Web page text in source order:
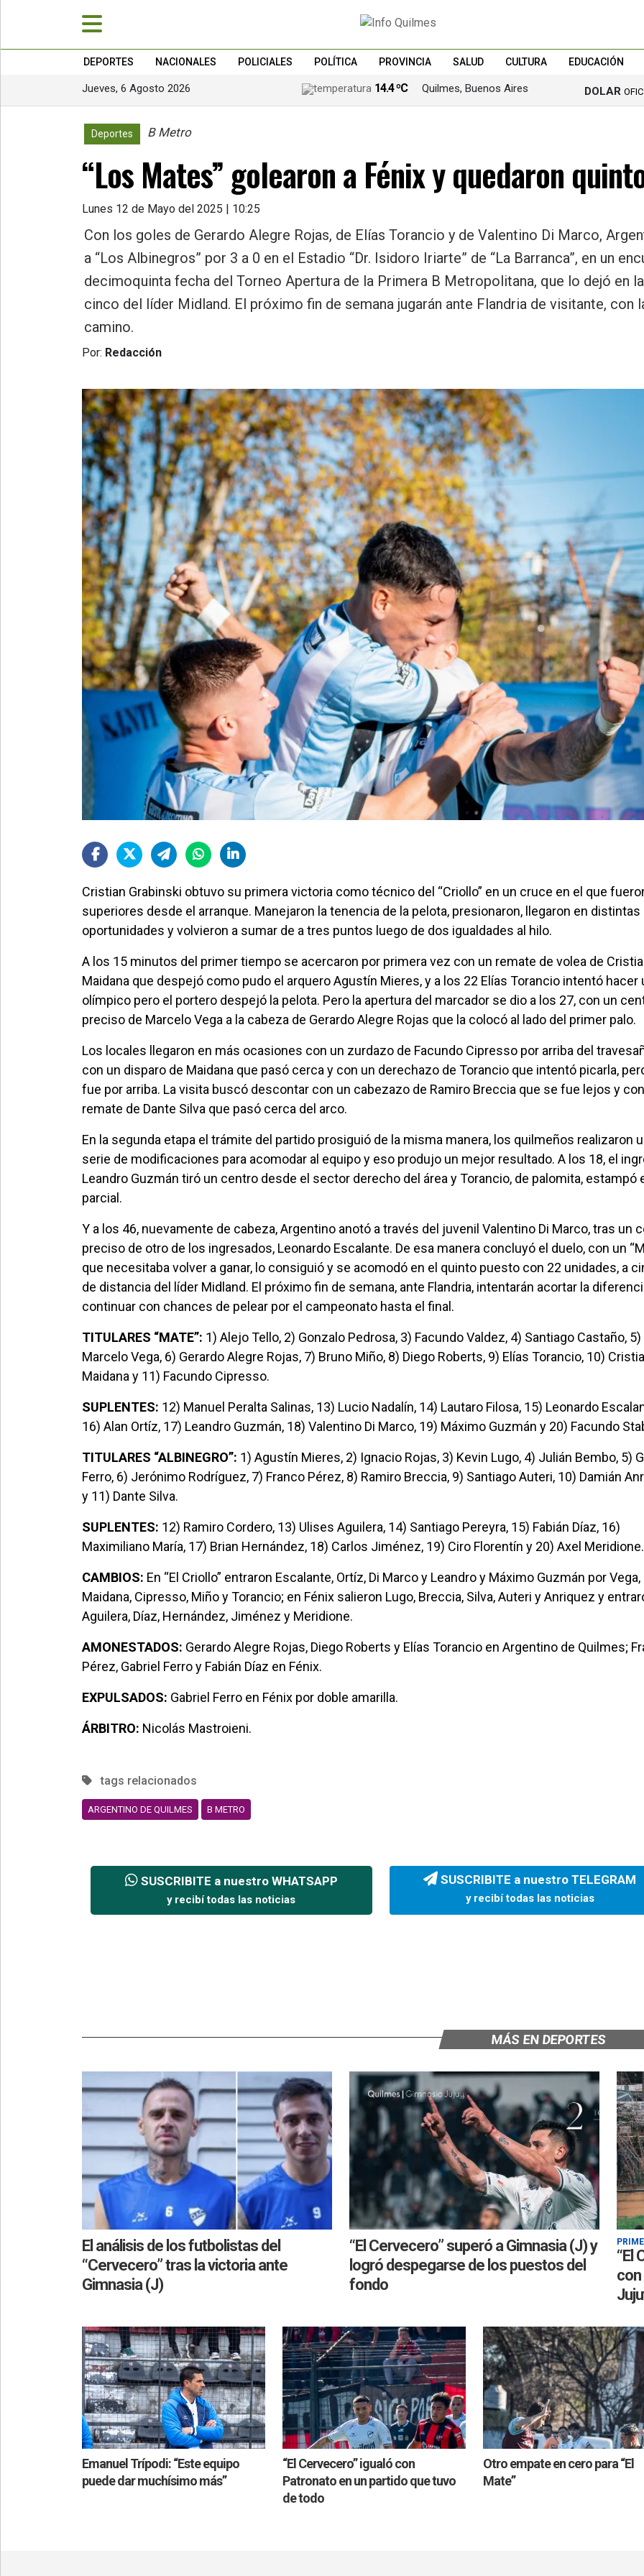
DEPORTES NACIONALES POLICIALES POLÍTICA PROVINCIA SALUD CULTURA EDUCACIÓN
Jueves, 6 Agosto 2026 14.4 ºC Quilmes, Buenos Aires DOLAR
Deportes B Metro
“Los Mates” golearon a Fénix y quedaron
Lunes 12 de Mayo del 2025 | 10:25
Con los goles de Gerardo Alegre Rojas, de Elías Torancio y de Valentino Di Marco,
a “Los Albinegros” por 3 a 0 en el Estadio “Dr. Isidoro Iriarte” de “La Barranca”, en un
decimoquinta fecha del Torneo Apertura de la Primera B Metropolitana, que lo dejó en
cinco del líder Midland. El próximo fin de semana jugarán ante Flandria de visitante,
camino.
Por: Redacción
Cristian Grabinski obtuvo su primera victoria como técnico del “Criollo” en un cruce en el que
superiores desde el arranque. Manejaron la tenencia de la pelota, presionaron, llegaron en distintas
oportunidades y volvieron a sumar de a tres puntos luego de dos igualdades al hilo.
A los 15 minutos del primer tiempo se acercaron por primera vez con un remate de volea de
Maidana que despejó como pudo el arquero Agustín Mieres, y a los 22 Elías Torancio intentó hacer
olímpico pero el portero despejó la pelota. Pero la apertura del marcador se dio a los 27, con un
preciso de Marcelo Vega a la cabeza de Gerardo Alegre Rojas que la colocó al lado del primer palo.
Los locales llegaron en más ocasiones con un zurdazo de Facundo Cipresso por arriba del
con un disparo de Maidana que pasó cerca y con un derechazo de Torancio que intentó picarla,
fue por arriba. La visita buscó descontar con un cabezazo de Ramiro Breccia que se fue lejos y
remate de Dante Silva que pasó cerca del arco.
En la segunda etapa el trámite del partido prosiguió de la misma manera, los quilmeños realizaron
serie de modificaciones para acomodar al equipo y eso produjo un mejor resultado. A los 18, el
Leandro Guzmán tiró un centro desde el sector derecho del área y Torancio, de palomita, estampó
parcial.
Y a los 46, nuevamente de cabeza, Argentino anotó a través del juvenil Valentino Di Marco, tras un
preciso de otro de los ingresados, Leonardo Escalante. De esa manera concluyó el duelo, con un
que necesitaba volver a ganar, lo consiguió y se acomodó en el quinto puesto con 22 unidades, a
de distancia del líder Midland. El próximo fin de semana, ante Flandria, intentarán acortar la
continuar con chances de pelear por el campeonato hasta el final.
TITULARES “MATE”: 1) Alejo Tello, 2) Gonzalo Pedrosa, 3) Facundo Valdez, 4) Santiago Castaño, 5)
Marcelo Vega, 6) Gerardo Alegre Rojas, 7) Bruno Miño, 8) Diego Roberts, 9) Elías Torancio, 10)
Maidana y 11) Facundo Cipresso.
SUPLENTES: 12) Manuel Peralta Salinas, 13) Lucio Nadalín, 14) Lautaro Filosa, 15) Leonardo
16) Alan Ortíz, 17) Leandro Guzmán, 18) Valentino Di Marco, 19) Máximo Guzmán y 20) Facundo
TITULARES “ALBINEGRO”: 1) Agustín Mieres, 2) Ignacio Rojas, 3) Kevin Lugo, 4) Julián Bembo, 5)
Ferro, 6) Jerónimo Rodríguez, 7) Franco Pérez, 8) Ramiro Breccia, 9) Santiago Auteri, 10) Damián
y 11) Dante Silva.
SUPLENTES: 12) Ramiro Cordero, 13) Ulises Aguilera, 14) Santiago Pereyra, 15) Fabián Díaz, 16)
Maximiliano María, 17) Brian Hernández, 18) Carlos Jiménez, 19) Ciro Florentín y 20) Axel Meridione.
CAMBIOS: En “El Criollo” entraron Escalante, Ortíz, Di Marco y Leandro y Máximo Guzmán por Vega,
Maidana, Cipresso, Miño y Torancio; en Fénix salieron Lugo, Breccia, Silva, Auteri y Anriquez y
Aguilera, Díaz, Hernández, Jiménez y Meridione.
AMONESTADOS: Gerardo Alegre Rojas, Diego Roberts y Elías Torancio en Argentino de Quilmes;
Pérez, Gabriel Ferro y Fabián Díaz en Fénix.
EXPULSADOS: Gabriel Ferro en Fénix por doble amarilla.
ÁRBITRO: Nicolás Mastroieni.
tags relacionados
ARGENTINO DE QUILMES B METRO
SUSCRIBITE a nuestro WHATSAPP
y recibí todas las noticias
SUSCRIBITE a nuestro TELEGRAM
y recibí todas las noticias
MÁS EN DEPORTES
El análisis de los futbolistas del
“Cervecero” tras la victoria ante
Gimnasia (J)
“El Cervecero” superó a Gimnasia (J) y
logró despegarse de los puestos del
fondo
“El
con
Emanuel Trípodi: “Este equipo
puede dar muchísimo más”
“El Cervecero” igualó con
Patronato en un partido que tuvo
de todo
Otro empate en cero para “El
Mate”